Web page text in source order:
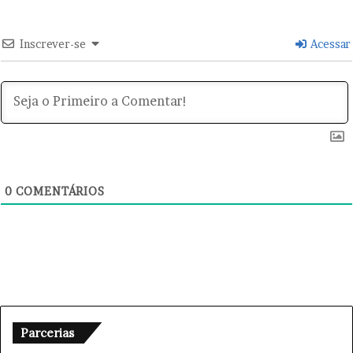
E
R
Q
N
O
Inscrever-se Acessar
0 COMENTÁRIOS
Parcerias